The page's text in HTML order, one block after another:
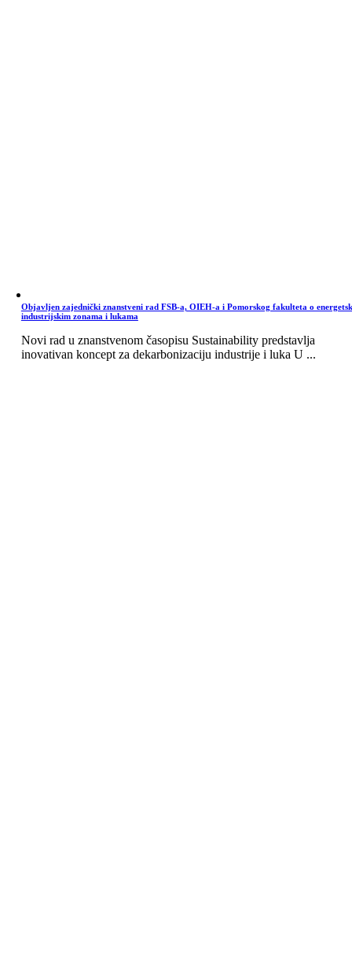
Objavljen zajednički znanstveni rad FSB-a, OIEH-a i Pomorskog fakulteta o
industrijskim zonama i lukama
Novi rad u znanstvenom časopisu Sustainability predstavlja
inovativan koncept za dekarbonizaciju industrije i luka U ...